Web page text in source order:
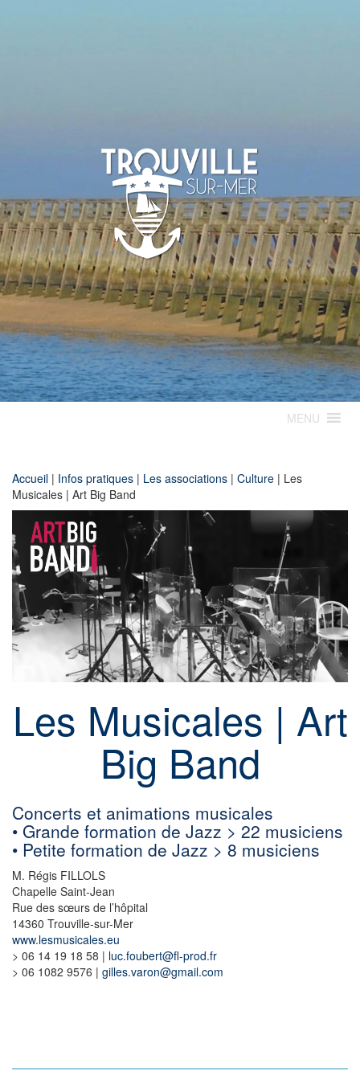
TROUVILLE-
SUR-MER
MENU
Accueil | Infos pratiques | Les associations | Culture | Les
Musicales | Art Big Band
Les Musicales | Art
Big Band
Concerts et animations musicales
• Grande formation de Jazz > 22 musiciens
• Petite formation de Jazz > 8 musiciens
M. Régis FILLOLS
Chapelle Saint-Jean
Rue des sœurs de l’hôpital
14360 Trouville-sur-Mer
www.lesmusicales.eu
> 06 14 19 18 58 | luc.foubert@fl-prod.fr
> 06 1082 9576 | gilles.varon@gmail.com